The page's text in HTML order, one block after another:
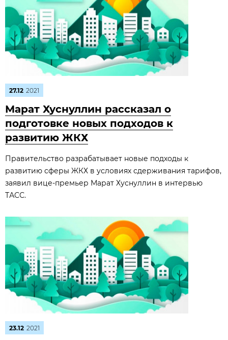
27.12 2021
Марат Хуснуллин рассказал о
подготовке новых подходов к
развитию ЖКХ
Правительство разрабатывает новые подходы к
развитию сферы ЖКХ в условиях сдерживания тарифов,
заявил вице-премьер Марат Хуснуллин в интервью
ТАСС.
23.12 2021